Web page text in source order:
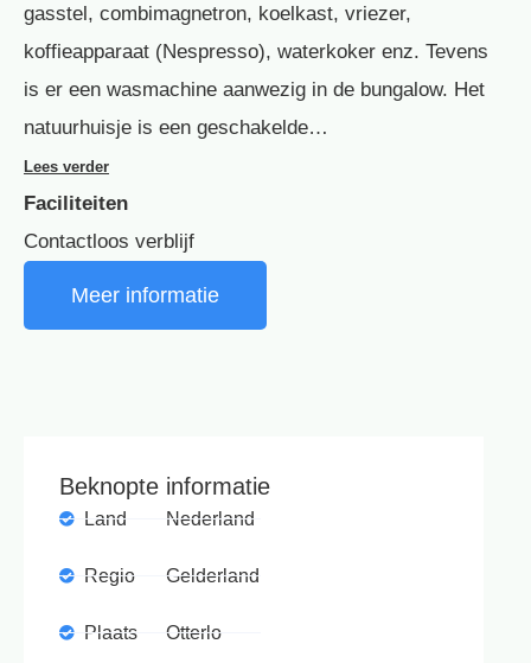
gasstel, combimagnetron, koelkast, vriezer,
koffieapparaat (Nespresso), waterkoker enz. Tevens
is er een wasmachine aanwezig in de bungalow. Het
natuurhuisje is een geschakelde…
Lees verder
Faciliteiten
Contactloos verblijf
Meer informatie
Beknopte informatie
Land
Regio
Plaats
Nederland
Gelderland
Otterlo